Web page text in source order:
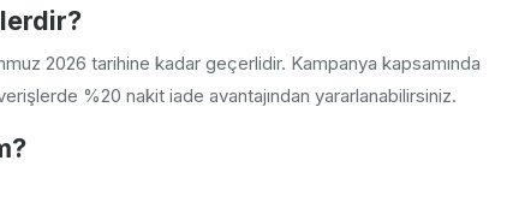
2026 tarihine kadar geçerlidir. Kampanya kapsamında
%20 nakit iade avantajından yararlanabilirsiniz.